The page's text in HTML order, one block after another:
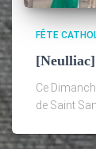
FÊTE
Ce
de Saint